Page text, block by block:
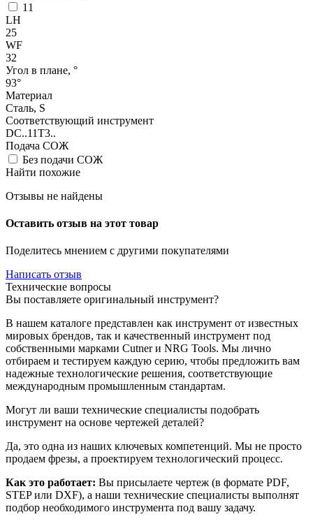
11
LH
25
WF
32
Угол в плане, °
93°
Материал
Сталь, S
Соответствующий инструмент
DC..11T3..
Подача СОЖ
Без подачи СОЖ
Найти похожие
Отзывы не найдены
Оставить отзыв на этот товар
Поделитесь мнением с другими покупателями
Написать отзыв
Технические вопросы
Вы поставляете оригинальный инструмент?
В нашем каталоге представлен как инструмент от известных
мировых брендов, так и качественный инструмент под
собственными марками Cutner и NRG Tools. Мы лично
отбираем и тестируем каждую серию, чтобы предложить вам
надежные технологические решения, соответствующие
международным промышленным стандартам.
Могут ли ваши технические специалисты подобрать
инструмент на основе чертежей деталей?
Да, это одна из наших ключевых компетенций. Мы не просто
продаем фрезы, а проектируем технологический процесс.
Как это работает: Вы присылаете чертеж (в формате PDF,
STEP или DXF), а наши технические специалисты выполнят
подбор необходимого инструмента под вашу задачу.